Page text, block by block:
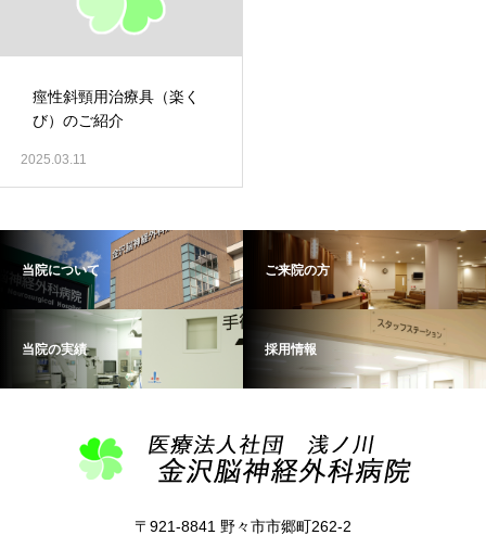
痙性斜頸用治療具（楽く
び）のご紹介
2025.03.11
当院について ご来院の方
当院の実績 採用情報
〒921-8841 野々市市郷町262-2